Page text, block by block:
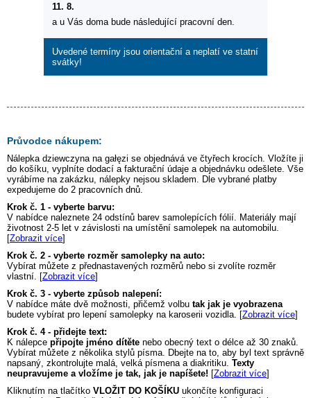
11. 8.
a u Vás doma bude následující pracovní den.
Uvedené termíny jsou orientační a neplatí ve statní
svátky!
Průvodce nákupem:
Nálepka dziewczyna na gałęzi se objednává ve čtyřech krocích. Vložíte ji
do košíku, vyplníte dodací a fakturační údaje a objednávku odešlete. Vše
vyrábíme na zakázku, nálepky nejsou skladem. Dle vybrané platby
expedujeme do 2 pracovních dnů.
Krok č. 1 - vyberte barvu:
V nabídce naleznete 24 odstínů barev samolepících fólií. Materiály mají
životnost 2-5 let v závislosti na umístění samolepek na automobilu.
[Zobrazit více]
Krok č. 2 - vyberte rozměr samolepky na auto:
Vybírat můžete z přednastavených rozměrů nebo si zvolíte rozměr
vlastní. [Zobrazit více]
Krok č. 3 - vyberte způsob nalepení:
V nabídce máte dvě možnosti, přičemž volbu tak jak je vyobrazena
budete vybírat pro lepení samolepky na karoserii vozidla. [Zobrazit více]
Krok č. 4 - přidejte text:
K nálepce připojte jméno dítěte nebo obecný text o délce až 30 znaků.
Vybírat můžete z několika stylů písma. Dbejte na to, aby byl text správně
napsaný, zkontrolujte malá, velká písmena a diakritiku. Texty
neupravujeme a vložíme je tak, jak je napíšete! [Zobrazit více]
Kliknutím na tlačítko VLOŽIT DO KOŠÍKU ukončíte konfiguraci